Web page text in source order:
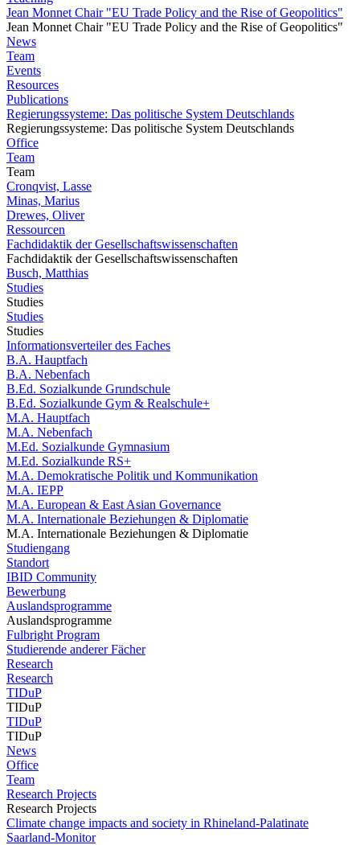
Jean Monnet Chair "EU Trade Policy and the Rise of Geopolitics"
Jean Monnet Chair "EU Trade Policy and the Rise of Geopolitics"
News
Team
Events
Resources
Publications
Regierungssysteme: Das politische System Deutschlands
Regierungssysteme: Das politische System Deutschlands
Office
Team
Team
Cronqvist, Lasse
Minas, Marius
Drewes, Oliver
Ressourcen
Fachdidaktik der Gesellschaftswissenschaften
Fachdidaktik der Gesellschaftswissenschaften
Busch, Matthias
Studies
Studies
Studies
Studies
Informationsverteiler des Faches
B.A. Hauptfach
B.A. Nebenfach
B.Ed. Sozialkunde Grundschule
B.Ed. Sozialkunde Gym & Realschule+
M.A. Hauptfach
M.A. Nebenfach
M.Ed. Sozialkunde Gymnasium
M.Ed. Sozialkunde RS+
M.A. Demokratische Politik und Kommunikation
M.A. IEPP
M.A. European & East Asian Governance
M.A. Internationale Beziehungen & Diplomatie
M.A. Internationale Beziehungen & Diplomatie
Studiengang
Standort
IBID Community
Bewerbung
Auslandsprogramme
Auslandsprogramme
Fulbright Program
Studierende anderer Fächer
Research
Research
TIDuP
TIDuP
TIDuP
TIDuP
News
Office
Team
Research Projects
Research Projects
Climate change impacts and society in Rhineland-Palatinate
Saarland-Monitor